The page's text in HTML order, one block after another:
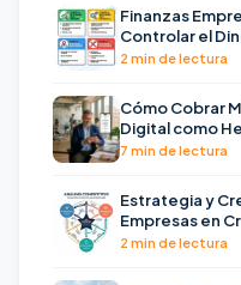
Finanzas
Controlar el
2 min de lectura
Cómo Cobrar
Digital como
7 min de lectura
Estrategia y
Empresas en
2 min de lectura